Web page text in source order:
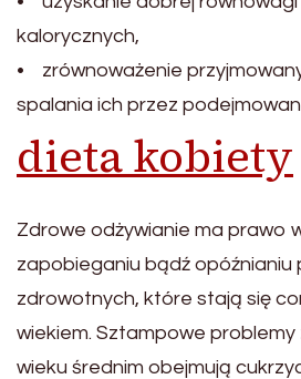
kalorycznych,
• zrównoważenie
spalania ich przez
dieta kobiety
Zdrowe odżywianie ma prawo
zapobieganiu bądź opóźnianiu
zdrowotnych, które stają się
wiekiem. Sztampowe
wieku średnim obejmują